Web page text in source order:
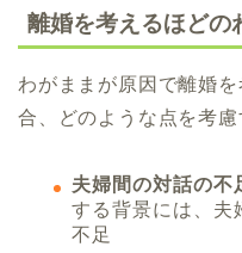
離婚を考えるほどの
わがままが原因で離婚
合、どのような点を考
夫婦間の対話の不
する背景には、夫
不足